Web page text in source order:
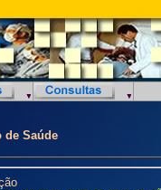
de Saúde